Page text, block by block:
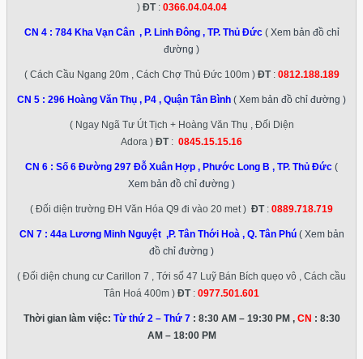
) ĐT: 0366.04.04.04
CN 4 : 784 Kha Vạn Cân , P. Linh Đông , TP. Thủ Đức( Xem bản đồ chỉ
đường )
( Cách Cầu Ngang 20m , Cách Chợ Thủ Đức 100m ) ĐT: 0812.188.189
CN 5 : 296 Hoàng Văn Thụ , P4 , Quận Tân Bình ( Xem bản đồ chỉ đường )
( Ngay Ngã Tư Út Tịch + Hoàng Văn Thụ , Đối Diện
Adora ) ĐT: 0845.15.15.16
CN 6 : Số 6 Đường 297 Đỗ Xuân Hợp , Phước Long B , TP. Thủ Đức (
Xem bản đồ chỉ đường )
( Đối diện trường ĐH Văn Hóa Q9 đi vào 20 met ) ĐT: 0889.718.719
CN 7 : 44a Lương Minh Nguyệt ,P. Tân Thới Hoà , Q. Tân Phú ( Xem bản
đồ chỉ đường )
( Đối diện chung cư Carillon 7 , Tới số 47 Luỹ Bán Bích quẹo vô , Cách cầu
Tân Hoá 400m ) ĐT: 0977.501.601
Thời gian làm việc: Từ thứ 2 – Thứ 7: 8:30 AM – 19:30 PM , CN : 8:30
AM – 18:00 PM